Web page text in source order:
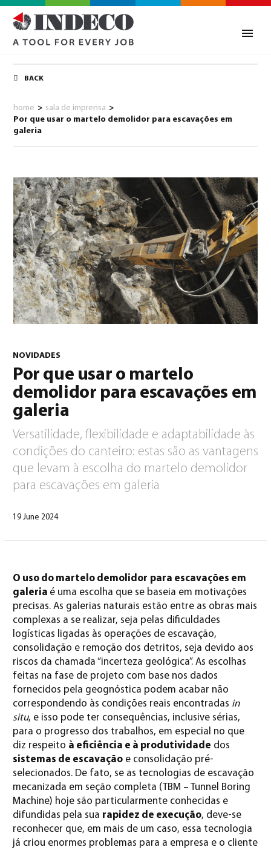
0
Português (Português)
BACK
home > sala de imprensa >
Por que usar o martelo demolidor para escavações em
galeria
NOVIDADES
Por que usar o martelo
demolidor para escavações em
galeria
Versatilidade, flexibilidade e adaptabilidade às
condições do canteiro: estas são as vantagens
que levam à escolha do martelo demolidor
para escavações em galeria
19 June 2024
O uso do martelo demolidor para escavações em
galeria é uma escolha que se baseia em motivações
precisas. As galerias naturais estão entre as obras mais
complexas a se realizar, seja pelas dificuldades
logísticas ligadas às operações de escavação,
consolidação e remoção dos detritos, seja devido aos
riscos da chamada “incerteza geológica”. As escolhas
feitas na fase de projeto com base nos dados
fornecidos pela geognóstica podem acabar não
correspondendo às condições reais encontradas in
situ, e isso pode ter consequências, inclusive sérias,
para o progresso dos trabalhos, em especial no que
diz respeito à eficiência e à produtividade dos
sistemas de escavação e consolidação pré-
selecionados. De fato, se as tecnologias de escavação
mecanizada em seção completa (TBM – Tunnel Boring
Machine) hoje são particularmente conhecidas e
difundidas pela sua rapidez de execução, deve-se
reconhecer que, em mais de um caso, essa tecnologia
já criou enormes problemas para a empresa e o cliente